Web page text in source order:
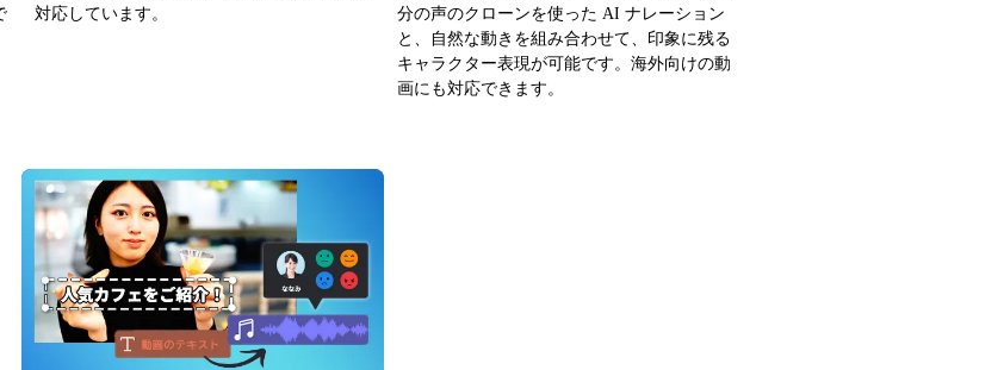
対応しています。
分の声のクローンを使った AI ナレーション
と、自然な動きを組み合わせて、印象に残る
キャラクター表現が可能です。海外向けの動
画にも対応できます。